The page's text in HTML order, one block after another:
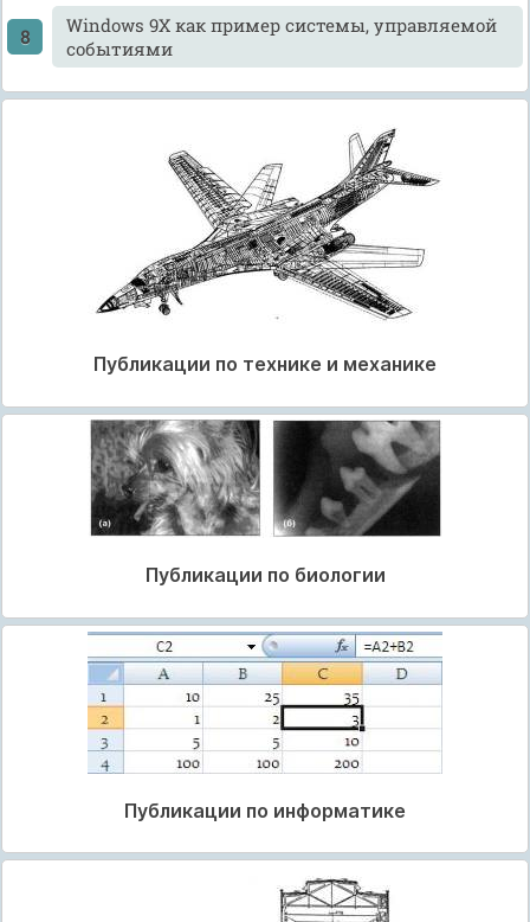
Windows 9X как пример системы, управляемой
событиями
Публикации по технике и механике
Публикации по биологии
Публикации по информатике